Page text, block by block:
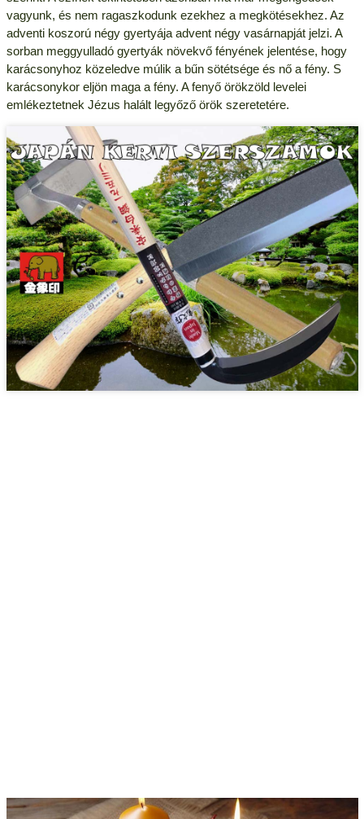
vagyunk, és nem ragaszkodunk ezekhez a megkötésekhez. Az
adventi koszorú négy gyertyája advent négy vasárnapját jelzi. A
sorban meggyulladó gyertyák növekvő fényének jelentése, hogy
karácsonyhoz közeledve múlik a bűn sötétsége és nő a fény. S
karácsonykor eljön maga a fény. A fenyő örökzöld levelei
emlékeztetnek Jézus halált legyőző örök szeretetére.